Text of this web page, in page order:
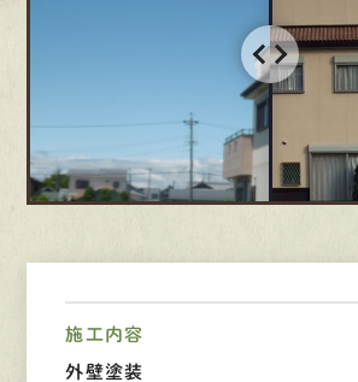
有 が、無 料建物 診断
0120-
営業時間 8:00−18:00
施工内容
外壁塗装